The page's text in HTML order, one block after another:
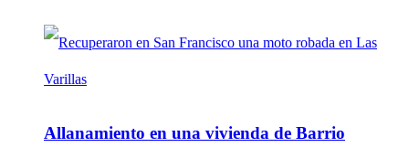
Allanamiento en una vivienda de Barrio